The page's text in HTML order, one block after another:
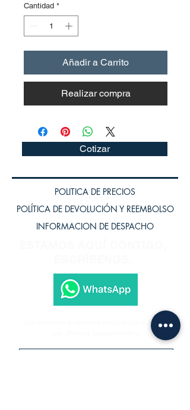
Cantidad *
Añadir a Carrito
Realizar compra
Cotizar
POLITICA DE PRECIOS
POLÍTICA DE DEVOLUCIÓN Y REEMBOLSO
INFORMACION DE DESPACHO
Subscríbete a nuestra página para recibir